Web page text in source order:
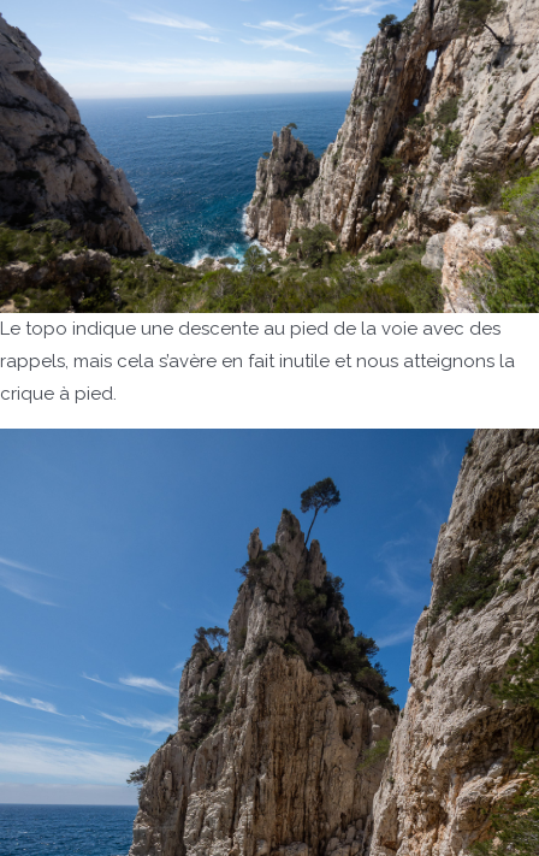
Le topo indique une descente au pied de la voie avec des
rappels, mais cela s’avère en fait inutile et nous atteignons la
crique à pied.